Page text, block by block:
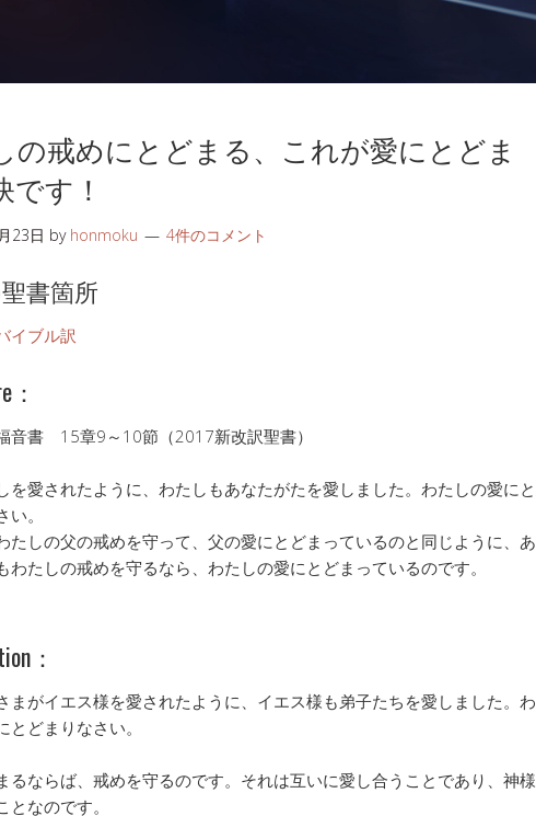
の戒めにとどまる、これが愛にとどま
です！
23日 by honmoku 4件のコメント
書箇所
イブル訳
：
音書 15章9～10節（2017新改訳聖書）
を愛されたように、わたしもあなたがたを愛しました。わたしの愛にと
。
たしの父の戒めを守って、父の愛にとどまっているのと同じように、あ
わたしの戒めを守るなら、わたしの愛にとどまっているのです。
：
まがイエス様を愛されたように、イエス様も弟子たちを愛しました。わ
とどまりなさい。
るならば、戒めを守るのです。それは互いに愛し合うことであり、神様
となのです。